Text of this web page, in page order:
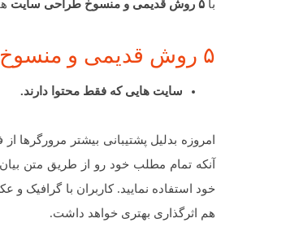
با ۵ روش قدیمی و منسوخ طراحی سایت
۵ روش قدیمی و منسوخ طراحی سایت:
سایت هایی که فقط محتوا دارند.
امروزه بدلیل پشتیبانی بیشتر
آنکه تمام مطلب خود رو از طریق متن بیان
خود استفاده نمایید. کاربران با گرافیک و
هم اثرگذاری بهتری خواهد داشت.